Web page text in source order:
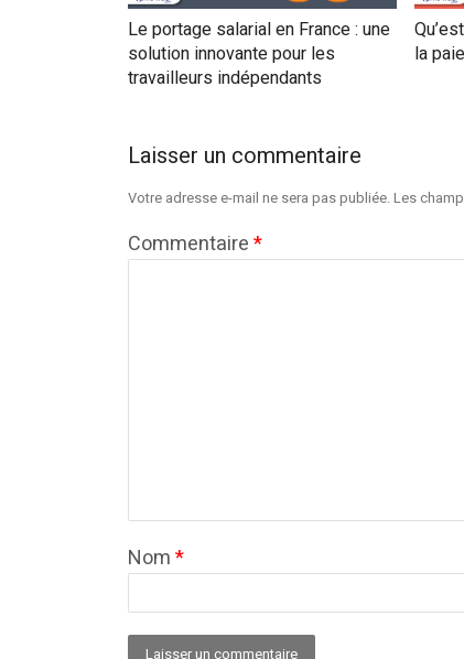
Le portage salarial en France : une
solution innovante pour les
travailleurs indépendants
la
Laisser un commentaire
Votre adresse e-mail ne sera pas publiée.Les
Commentaire*
Nom*